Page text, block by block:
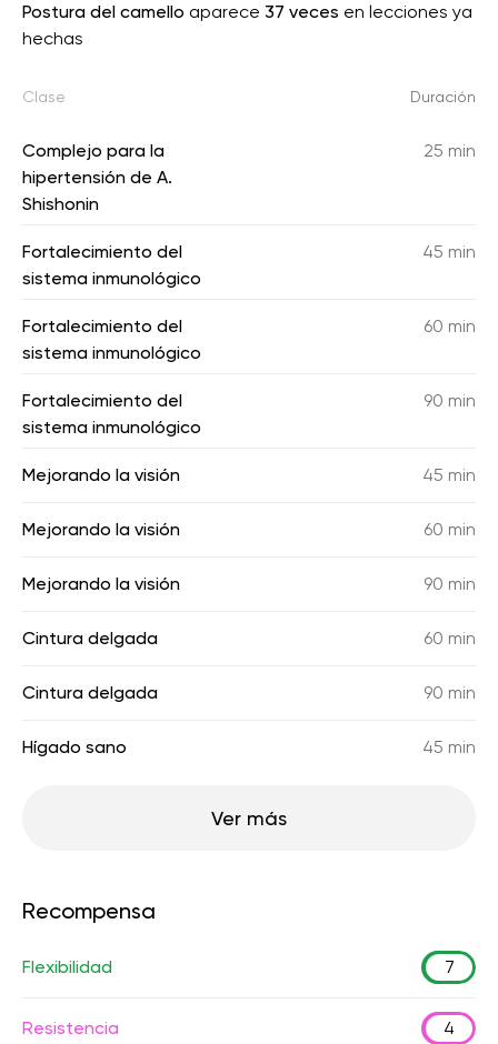
Postura del camello aparece 37 veces en lecciones ya
hechas
Clase Duración
Complejo para la
hipertensión de A.
Shishonin
25 min
Fortalecimiento del
sistema inmunológico
45 min
Fortalecimiento del
sistema inmunológico
60 min
Fortalecimiento del
sistema inmunológico
90 min
Mejorando la visión 45 min
Mejorando la visión 60 min
Mejorando la visión 90 min
Cintura delgada 60 min
Cintura delgada 90 min
Hígado sano 45 min
Ver más
Recompensa
Flexibilidad 7
Resistencia 4